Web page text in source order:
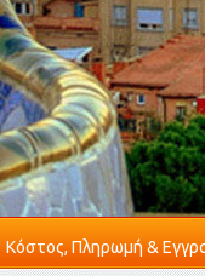
Κόστος, Πληρωμή &